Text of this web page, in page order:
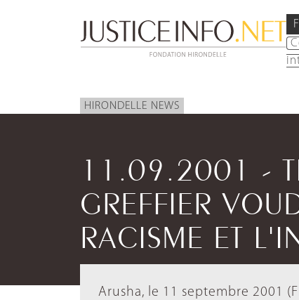
HIRONDELLE NEWS
11.09.2001 -
GREFFIER
RACISME ET
Arusha, le 11 septembre 2001